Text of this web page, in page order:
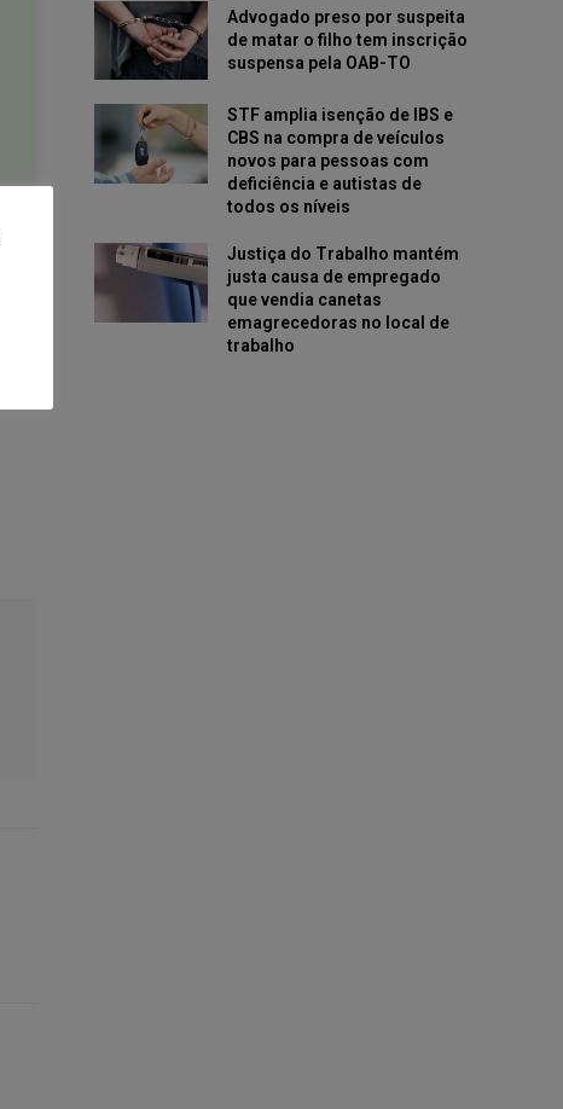
Advogado preso por suspeita
de matar o filho tem inscrição
suspensa pela OAB-TO
STF amplia isenção de IBS e
CBS na compra de veículos
novos para pessoas com
deficiência e autistas de
todos os níveis
Justiça do Trabalho mantém
justa causa de empregado
que vendia canetas
emagrecedoras no local de
trabalho